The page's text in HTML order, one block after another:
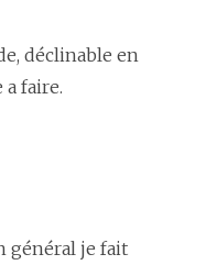
déclinable en
faire.
général je fait